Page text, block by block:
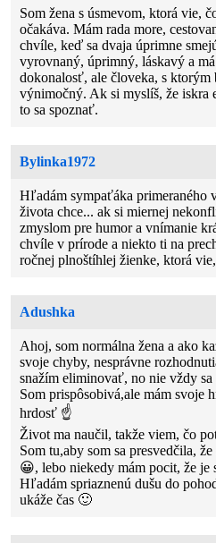
Som žena s úsmevom, ktorá vie,
očakáva. Mám rada more,
chvíle, keď sa dvaja úprimne
vyrovnaný, úprimný, láskavý a
dokonalosť, ale človeka, s ktorým
výnimočný. Ak si myslíš, že iskra
to sa spoznať.
Bylinka1972
Hľadám sympaťáka primeraného
života chce... ak si miernej
zmyslom pre humor a vnímanie
chvíle v prírode a niekto ti na
ročnej plnoštíhlej žienke, ktorá
Adushka
Ahoj, som normálna žena a ako
svoje chyby, nesprávne
snažím eliminovať, no nie vždy
Som prispôsobivá,ale mám svoje
hrdosť ☝️
Život ma naučil, takže viem, čo
Som tu,aby som sa presvedčila,
😀, lebo niekedy mám pocit, že je
Hľadám spriaznenú dušu do
ukáže čas 🙂